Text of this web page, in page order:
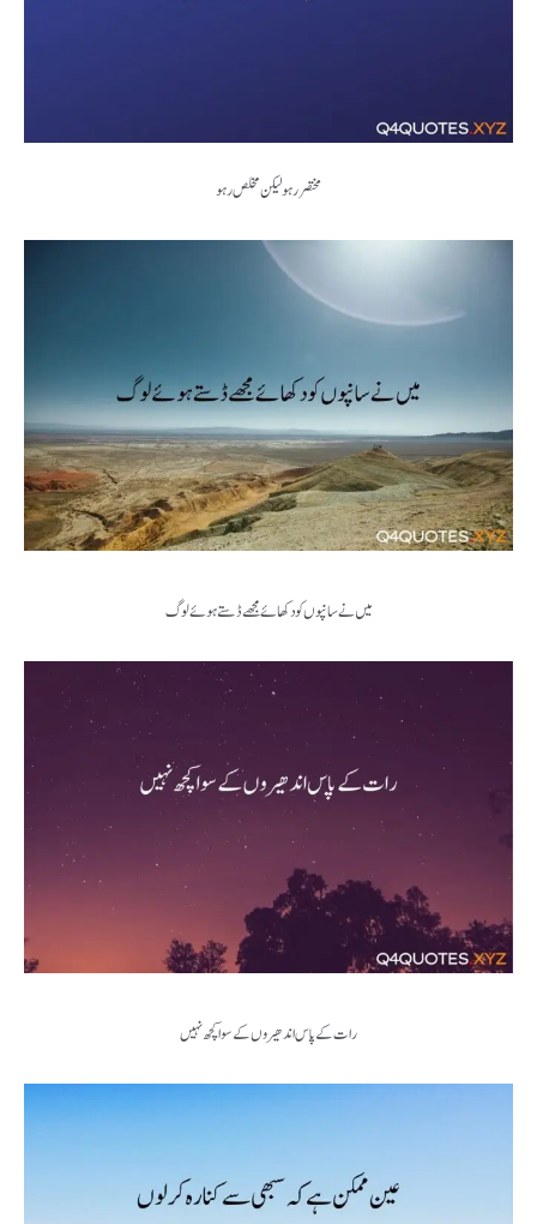
مختصر رہو لیکن مخلص رہو
میں نے سانپوں کو دکھائے مجھے ڈستے ہوئے لوگ
رات کے پاس اندھیروں کے سوا کچھ نہیں